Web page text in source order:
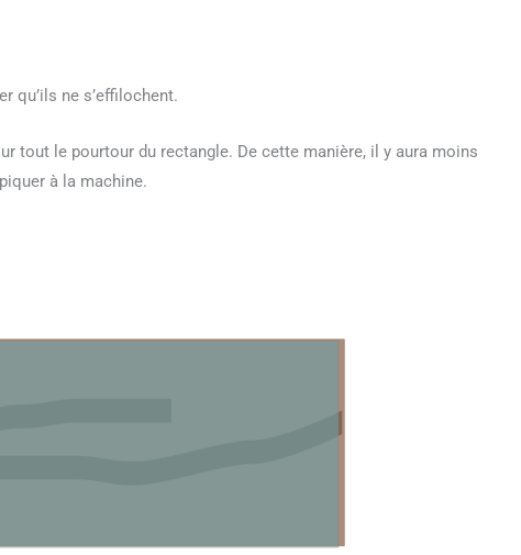
qu’ils ne s’effilochent.
tout le pourtour du rectangle. De cette manière, il y aura moins
à la machine.